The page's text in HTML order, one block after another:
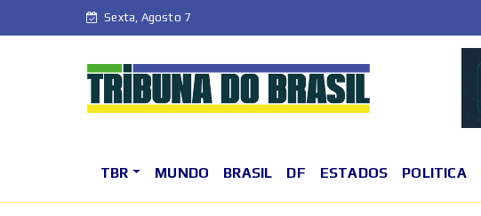
Sexta, Agosto 7
TBR MUNDO BRASIL DF ESTADOS POLITICA